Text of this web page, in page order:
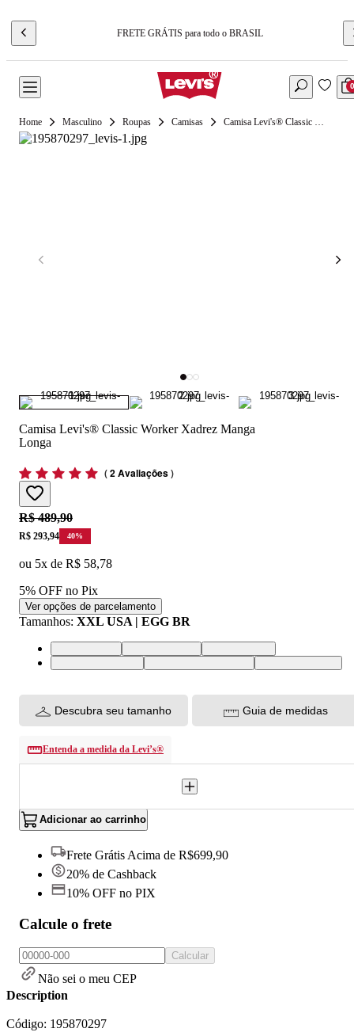
FRETE GRÁTIS para todo o BRASIL
0
Masculino Roupas Camisas Camisa Levi's® Classic Worker Xadrez Manga Longa
Camisa Levi's® Classic Worker Xadrez Manga
Longa
(2 Avaliações)
Original price:
R$ 489,90
Price:
R$ 293,94 40%
ou 5x de R$ 58,78
5% OFF no Pix
Ver opções de parcelamento
Tamanhos: XXL USA | EGG BR
S USA | P BRM USA | M BRL USA | G BR
XL USA | GG BRXXL USA | EGG BRXS USA | PP BR
Descubra seu tamanho Guia de medidas
Entenda a medida da Levi’s®
Adicionar ao carrinho
Frete Grátis Acima de R$699,90
20% de Cashback
10% OFF no PIX
Calcule o frete
Calcular
Não sei o meu CEP
Description
Código: 195870297